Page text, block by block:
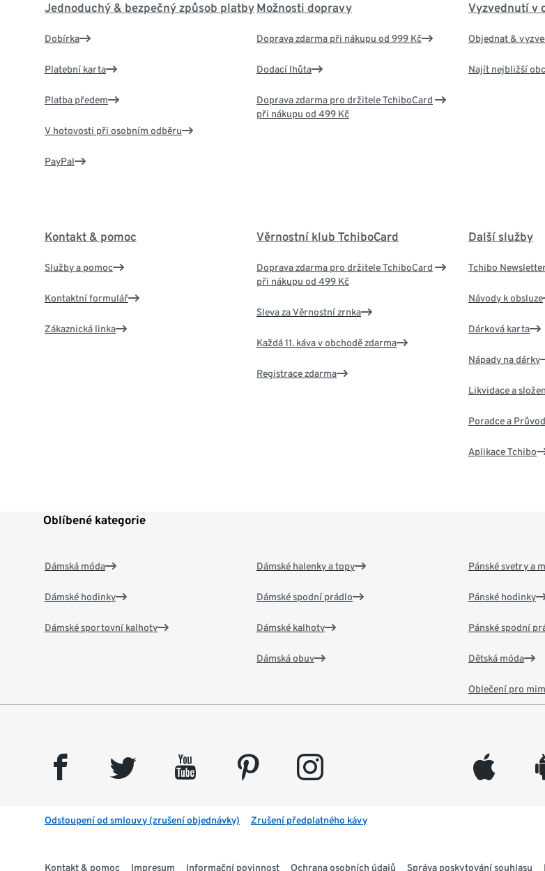
Jednoduchý & bezpečný způsob platby
Dobírka
Platební karta
Platba předem
V hotovosti při osobním odběru
PayPal
Možnosti dopravy
Doprava zdarma při nákupu od 999 Kč
Dodací lhůta
Doprava zdarma pro držitele TchiboCard
při nákupu od 499 Kč
Vyzvednutí v
Objednat &
Najít nejbližší
Kontakt & pomoc
Služby a pomoc
Kontaktní formulář
Zákaznická linka
Věrnostní klub TchiboCard
Doprava zdarma pro držitele TchiboCard
při nákupu od 499 Kč
Sleva za Věrnostní zrnka
Každá 11. káva v obchodě zdarma
Registrace zdarma
Další služby
Tchibo
Návody k obsluze
Dárková karta
Nápady na dárky
Likvidace a
Poradce a
Aplikace Tchibo
Oblíbené kategorie
Dámská móda
Dámské hodinky
Dámské sportovní kalhoty
Dámské halenky a topy
Dámské spodní prádlo
Dámské kalhoty
Dámská obuv
Pánské svetry a
Pánské hodinky
Pánské spodní
Dětská móda
Oblečení pro
facebook twitter youtube pinterest instagram appleinc
Odstoupení od smlouvy (zrušení objednávky) Zrušení předplatného kávy
Kontakt & pomoc Impresum Informační povinnost Ochrana osobních údajů Správa poskytování souhlasu